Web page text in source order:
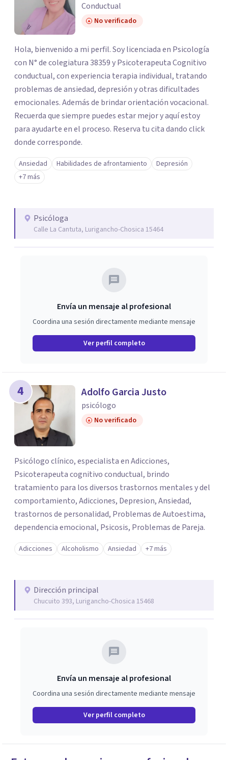
Conductual
No verificado
Hola, bienvenido a mi perfil. Soy licenciada en Psicología
con N° de colegiatura 38359 y Psicoterapeuta Cognitivo
conductual, con experiencia terapia individual, tratando
problemas de ansiedad, depresión y otras dificultades
emocionales. Además de brindar orientación vocacional.
Recuerda que siempre puedes estar mejor y aquí estoy
para ayudarte en el proceso. Reserva tu cita dando click
donde corresponde.
Ansiedad Habilidades de afrontamiento
Depresión
+7 más
Psicóloga
Calle La Cantuta, Lurigancho-Chosica 15464
Envía un mensaje al profesional
Coordina una sesión directamente mediante mensaje
Ver perfil completo
4 Adolfo Garcia Justo
psicólogo
No verificado
Psicólogo clínico, especialista en Adicciones,
Psicoterapeuta cognitivo conductual, brindo
tratamiento para los diversos trastornos mentales y del
comportamiento, Adicciones, Depresion, Ansiedad,
trastornos de personalidad, Problemas de Autoestima,
dependencia emocional, Psicosis, Problemas de Pareja.
Adicciones Alcoholismo Ansiedad +7 más
Dirección principal
Chucuito 393, Lurigancho-Chosica 15468
Envía un mensaje al profesional
Coordina una sesión directamente mediante mensaje
Ver perfil completo